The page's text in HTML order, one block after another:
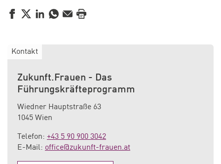
Facebook
TwitterLinkedIn
WhatsApp
E-MailDrucken
Kontakt
Zukunft.Frauen - Das
Führungskräfteprogramm
Wiedner Hauptstraße 63
1045 Wien
Telefon: +43 5 90 900 3042
E-Mail: office@zukunft-frauen.at